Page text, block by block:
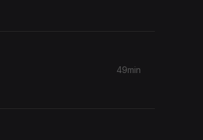
49min